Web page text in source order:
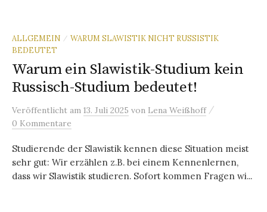
ALLGEMEIN / WARUM SLAWISTIK NICHT RUSSISTIK
BEDEUTET
Warum ein Slawistik-Studium kein
Russisch-Studium bedeutet!
Veröffentlicht am 13. Juli 2025 von Lena Weißhoff /
0 Kommentare
Studierende der Slawistik kennen diese Situation meist
sehr gut: Wir erzählen z.B. bei einem Kennenlernen,
dass wir Slawistik studieren. Sofort kommen Fragen wi...